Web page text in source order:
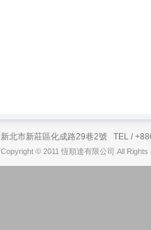
新北市新莊區化成路29巷2號 TEL /
Copyright © 2011 恆順達有限公司 All